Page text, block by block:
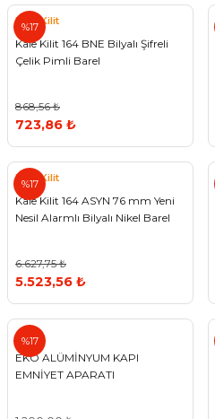
%17
Kale Kilit
Kale Kilit 164 BNE Bilyalı Şifreli
Çelik Pimli Barel
868,56 ₺
723,86 ₺
%17
Kale Kilit
Kale Kilit 164 ASYN 76 mm Yeni
Nesil Alarmlı Bilyalı Nikel Barel
6.627,75 ₺
5.523,56 ₺
%17
Otek
EKO ALÜMİNYUM KAPI
EMNİYET APARATI